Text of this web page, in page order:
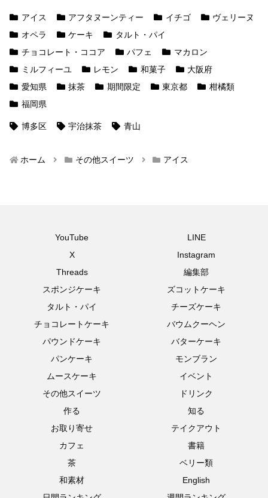
アイス アフタヌーンティー イチゴ
ヴェリーヌ
オペラ
ケーキ
タルト・パイ
チョコレート・ココア
パフェ
マカロン
ミルフィーユ
レモン 和菓子
大阪府
愛知県
抹茶 期間限定 東京都
柑橘類
福岡県
博多区 宇治抹茶 青山
ホーム その他スイーツ アイス
YouTube
LINE
X
Instagram
Threads
編集部
スポンジケーキ
ズコットケーキ
タルト・パイ
チーズケーキ
チョコレートケーキ
バウムクーヘン
パウンドケーキ
バターケーキ
パンケーキ
モンブラン
ムースケーキ
イベント
その他スイーツ
ドリンク
作る
知る
お取り寄せ
テイクアウト
カフェ
書籍
茶
ベリー類
和素材
English